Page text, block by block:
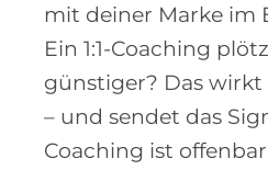
mit deiner Marke im
Ein 1:1-Coaching
günstiger? Das
– und sendet das
Coaching ist